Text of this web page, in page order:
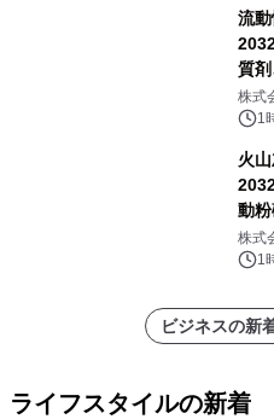
流
質
系改
ック
株式
1
火
動
株式
1
ビジネスの新
ライフスタイルの新着